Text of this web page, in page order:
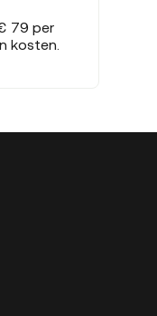
79 per
kosten.